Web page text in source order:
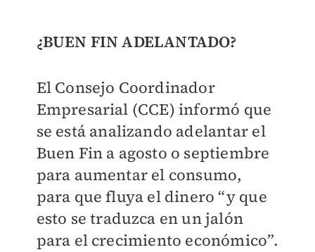
¿BUEN FIN ADELANTADO?
El Consejo Coordinador
Empresarial (CCE) informó que
se está analizando adelantar el
Buen Fin a agosto o septiembre
para aumentar el consumo,
para que fluya el dinero “y que
esto se traduzca en un jalón
para el crecimiento económico”.